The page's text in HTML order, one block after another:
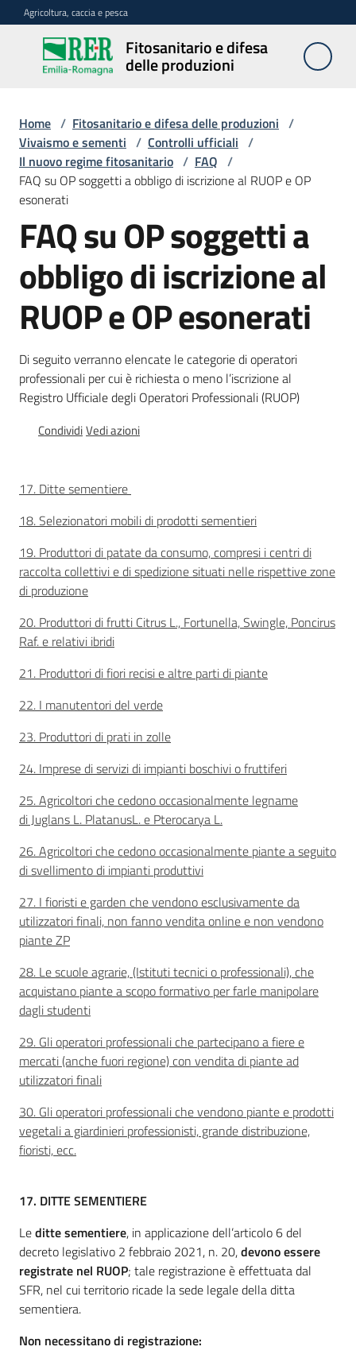
Vai al contenuto
Vai alla navigazione
Vai al footer
Agricoltura, caccia e pesca
Fitosanitario e difesa
delle produzioni
Fitosanitario
e difesa
produzioni
Avversità
delle
piante
Sorveglianza
sostenibile
Vivaismo
Import-
Export
Newsletter
Seguici
su
Agricoltura,
caccia e
pesca
Argomenti
Servizi
Piani programmi
progetti
Home / Fitosanitario e difesa delle produzioni /
Vivaismo e sementi / Controlli ufficiali /
Il nuovo regime fitosanitario / FAQ /
FAQ su OP soggetti a obbligo di iscrizione al RUOP e OP
esonerati
FAQ su OP soggetti a
obbligo di iscrizione al
RUOP e OP esonerati
Di seguito verranno elencate le categorie di operatori
professionali per cui è richiesta o meno l’iscrizione al
Registro Ufficiale degli Operatori Professionali (RUOP)
CondividiVedi azioni
17. Ditte sementiere
18. Selezionatori mobili di prodotti sementieri
19. Produttori di patate da consumo, compresi i centri di
raccolta collettivi e di spedizione situati nelle rispettive zone
di produzione
20. Produttori di frutti Citrus L., Fortunella, Swingle, Poncirus
Raf. e relativi ibridi
21. Produttori di fiori recisi e altre parti di piante
22. I manutentori del verde
23. Produttori di prati in zolle
24. Imprese di servizi di impianti boschivi o fruttiferi
25. Agricoltori che cedono occasionalmente legname
di Juglans L. PlatanusL. e Pterocarya L.
26. Agricoltori che cedono occasionalmente piante a seguito
di svellimento di impianti produttivi
27. I fioristi e garden che vendono esclusivamente da
utilizzatori finali, non fanno vendita online e non vendono
piante ZP
28. Le scuole agrarie, (Istituti tecnici o professionali), che
acquistano piante a scopo formativo per farle manipolare
dagli studenti
29. Gli operatori professionali che partecipano a fiere e
mercati (anche fuori regione) con vendita di piante ad
utilizzatori finali
30. Gli operatori professionali che vendono piante e prodotti
vegetali a giardinieri professionisti, grande distribuzione,
fioristi, ecc.
17. DITTE SEMENTIERE
Leditte sementiere, in applicazione dell’articolo 6 del
decreto legislativo 2 febbraio 2021, n. 20,devono essere
registrate nel RUOP; tale registrazione è effettuata dal
SFR, nel cui territorio ricade la sede legale della ditta
sementiera.
Non necessitano di registrazione: